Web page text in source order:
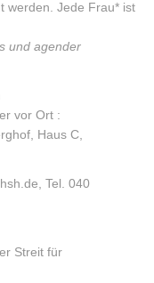
werden. Jede Frau* ist
und agender
vor Ort :
Haus C,
Tel. 040
Streit für